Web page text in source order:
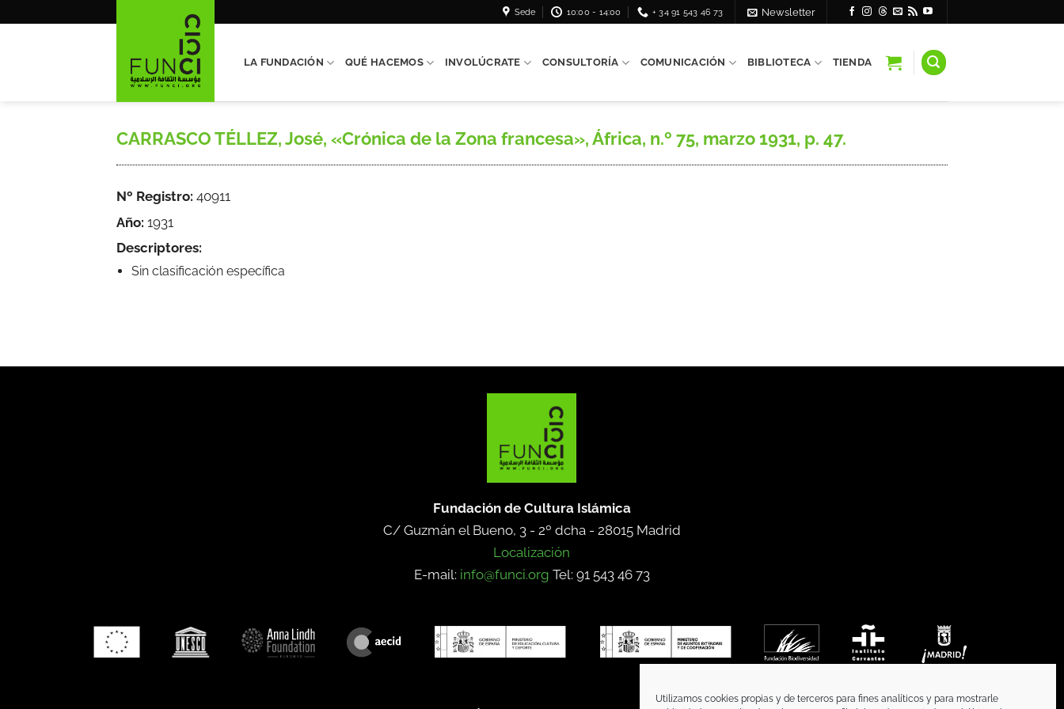
Utilizamos cookies propias y de terceros para fines analíticos y para mostrarle
Sede 10:00 - 14:00 + 34 91 543 46 73 Newsletter
LA FUNDACIÓN QUÉ HACEMOS INVOLÚCRATE CONSULTORÍA COMUNICACIÓN BIBLIOTECA TIENDA
CARRASCO TÉLLEZ, José, «Crónica de la Zona francesa», África, n.º 75, marzo 1931, p. 47.
Nº Registro: 40911
Año: 1931
Descriptores:
Sin clasificación específica
Fundación de Cultura Islámica
C/ Guzmán el Bueno, 3 - 2º dcha - 28015 Madrid
Localización
E-mail: info@funci.org Tel: 91 543 46 73